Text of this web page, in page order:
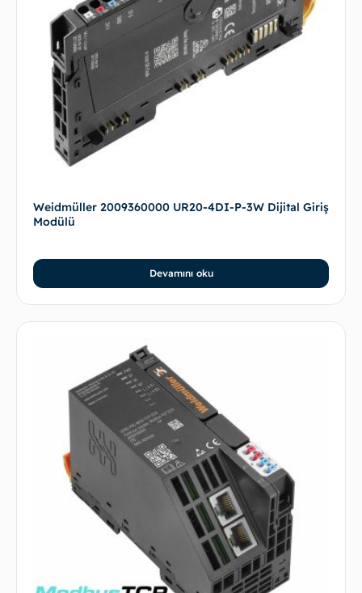
Weidmüller 2009360000 UR20-4DI-P-3W Dijital Giriş
Modülü
Devamını oku